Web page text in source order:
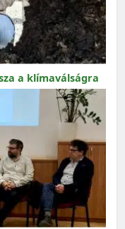
a klímaválságra